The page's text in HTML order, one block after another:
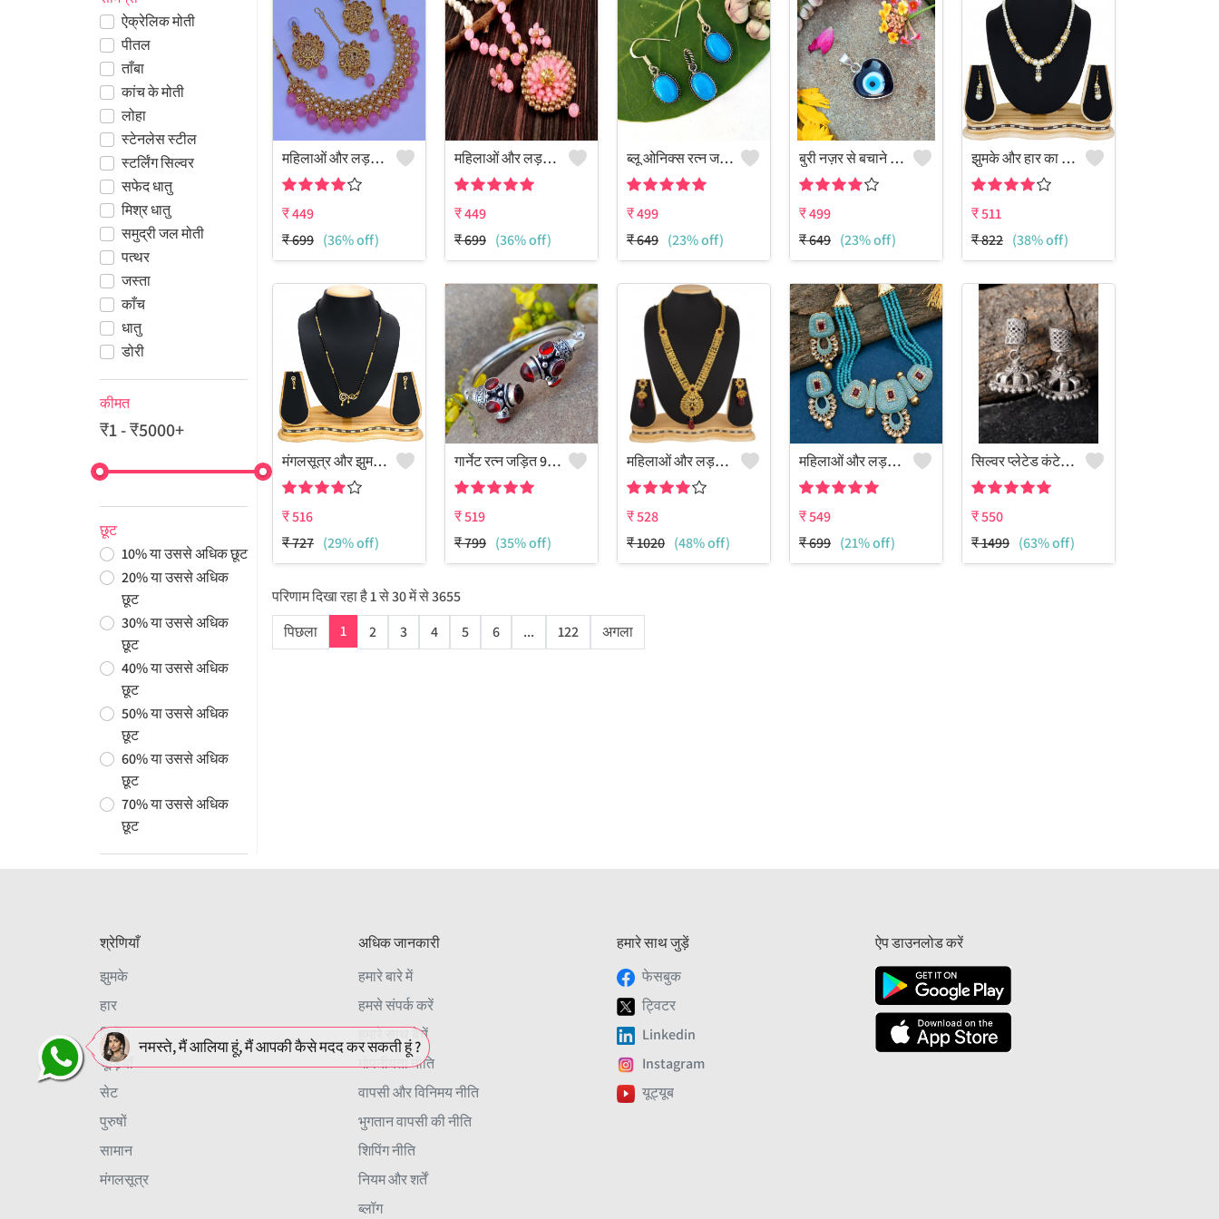
ऐक्रेलिक मोती
पीतल
ताँबा
कांच के मोती
लोहा
स्टेनलेस स्टील
स्टर्लिंग सिल्वर
सफेद धातु
मिश्र धातु
समुद्री जल मोती
पत्थर
जस्ता
काँच
धातु
डोरी
कीमत
₹1 - ₹5000+
छूट
10%या उससे अधिक छूट
20%या उससे अधिक
छूट
30%या उससे अधिक
छूट
40%या उससे अधिक
छूट
50%या उससे अधिक
छूट
60%या उससे अधिक
छूट
70%या उससे अधिक
छूट
महिलाओं और लड़कियों के लिए मोती का हार सेट
₹449
₹699 (36% off)
महिलाओं और लड़कियों के लिए मोती का हार सेट
₹449
₹699 (36% off)
ब्लू ओनिक्स रत्न जड़ित 925 स्टर्लिंग सिल्वर प्लेटेड बोहो सेट
₹499
₹649 (23% off)
बुरी नज़र से बचाने वाला रत्न जड़ित 925 स्टर्लिंग सिल्वर प्लेटेड अद्भुत पेंडेंट
₹499
₹649 (23% off)
झुमके और हार का सेट
₹511
₹822 (38% off)
मंगलसूत्र और झुमके का सेट
₹516
₹727 (29% off)
गार्नेट रत्न जड़ित 925 स्टर्लिंग सिल्वर प्लेटेड महिलाओं का कफ बैंगल
₹519
₹799 (35% off)
महिलाओं और लड़कियों के लिए नवीनतम पारंपरिक आभूषण सेट
₹528
₹1020 (48% off)
महिलाओं और लड़कियों के लिए नीले रंग का नेकलेस सेट
₹549
₹699 (21% off)
सिल्वर प्लेटेड कंटेम्पररी झुमके
₹550
₹1499 (63% off)
परिणाम दिखा रहा है1से30में से3655
पिछला
1 2 3 4 5 6 ... 122 अगला
श्रेणियाँ
झुमके
हार
रिंगों
चूड़ियाँ
सेट
पुरुषों
सामान
मंगलसूत्र
अधिक जानकारी
हमारे बारे में
हमसे संपर्क करें
हमारे साथ बेचें
गोपनीयता नीति
वापसी और विनिमय नीति
भुगतान वापसी की नीति
शिपिंग नीति
नियम और शर्तें
ब्लॉग
हमारे साथ जुड़ें
फेसबुक
ट्विटर
Linkedin
Instagram
यूट्यूब
ऐप डाउनलोड करें
नमस्ते, मैं आलिया हूं, मैं आपकी कैसे मदद कर सकती हूं ?